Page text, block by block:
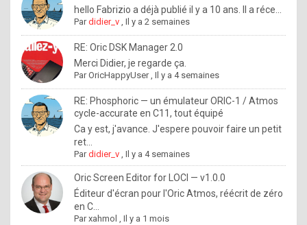
o
l
e
x
.
I
f
y
o
u
w
hello Fabrizio a déjà publié il y a 10 ans. Il a réce...
Pardidier_v ,Il y a 2 semaines
RE: Oric DSK Manager 2.0
Merci Didier, je regarde ça.
ParOricHappyUser,Il y a 4 semaines
RE: Phosphoric — un émulateur ORIC-1 / Atmos
cycle-accurate en C11, tout équipé
Ca y est, j'avance. J'espere pouvoir faire un petit
ret...
Pardidier_v ,Il y a 4 semaines
Oric Screen Editor for LOCI — v1.0.0
Éditeur d'écran pour l'Oric Atmos, réécrit de zéro
en C...
Parxahmol ,Il y a 1 mois